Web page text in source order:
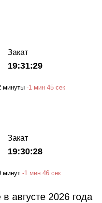
Закат
19:31:29
минуты -1 мин 45 сек
Закат
19:30:28
минут -1 мин 46 сек
августе 2026 года